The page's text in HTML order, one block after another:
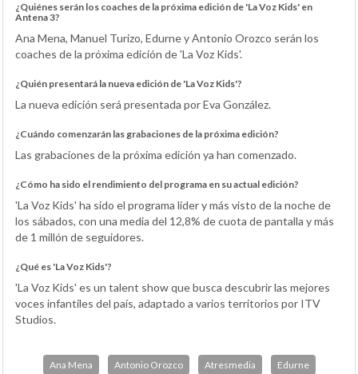
¿Quiénes serán los coaches de la próxima edición de 'La Voz Kids' en
Antena 3?
Ana Mena, Manuel Turizo, Edurne y Antonio Orozco serán los
coaches de la próxima edición de 'La Voz Kids'.
¿Quién presentará la nueva edición de 'La Voz Kids'?
La nueva edición será presentada por Eva González.
¿Cuándo comenzarán las grabaciones de la próxima edición?
Las grabaciones de la próxima edición ya han comenzado.
¿Cómo ha sido el rendimiento del programa en su actual edición?
'La Voz Kids' ha sido el programa líder y más visto de la noche de
los sábados, con una media del 12,8% de cuota de pantalla y más
de 1 millón de seguidores.
¿Qué es 'La Voz Kids'?
'La Voz Kids' es un talent show que busca descubrir las mejores
voces infantiles del país, adaptado a varios territorios por ITV
Studios.
Ana Mena Antonio Orozco Atresmedia Edurne